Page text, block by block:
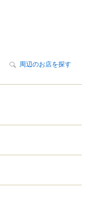
周辺のお店を探す